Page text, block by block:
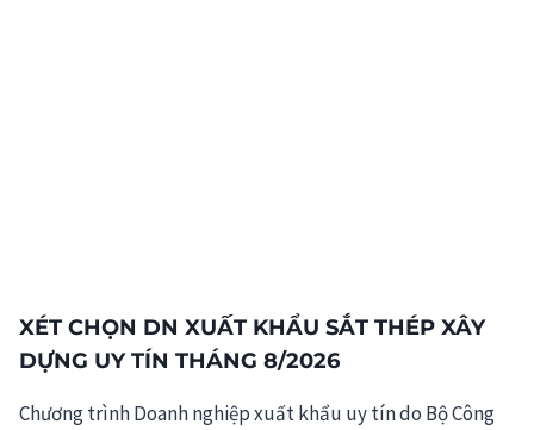
XÉT CHỌN DN XUẤT KHẨU SẮT THÉP XÂY
DỰNG UY TÍN THÁNG 8/2026
Chương trình Doanh nghiệp xuất khẩu uy tín do Bộ Công